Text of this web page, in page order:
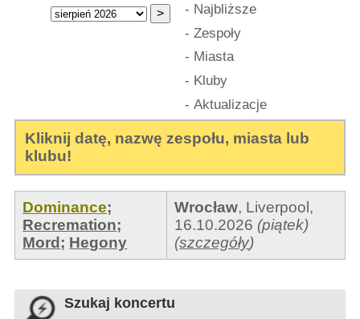
- Najbliższe
- Zespoły
- Miasta
- Kluby
- Aktualizacje
Kliknij datę, nazwę zespołu, miasta lub
klubu!
Dominance;
Recremation;
Mord ; Hegony
Wrocław, Liverpool ,
16.10.2026 (piątek)
(szczegóły)
Szukaj koncertu